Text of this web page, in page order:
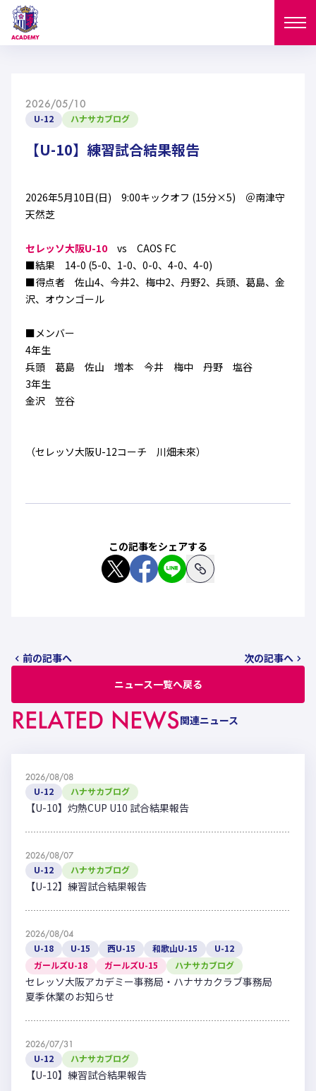
NEWS
U-15
U-12 ガールズU-18
ガールズU-15
試合日程
西U-15 和歌山U-15
U-12
ガールズU-15
U-18 U-15
U-12
ガールズU-15
スタッフ
セレクション
SELECTION
アカデミー
セレクション
フィロソフィー
ハナサカクラブ
セレッソ大阪 レディース
2026/05/10
U-12 ハナサカブログ
【U-10】練習試合結果報告
2026年5月10日(日) 9:00キックオフ (15分×5) ＠南津守
天然芝
セレッソ大阪U-10 vs CAOS FC
■結果 14-0 (5-0、1-0、0-0、4-0、4-0)
■得点者 佐山4、今井2、梅中2、丹野2、兵頭、葛島、金
沢、オウンゴール
■メンバー
4年生
兵頭 葛島 佐山 増本 今井 梅中 丹野 塩谷
3年生
金沢 笠谷
（セレッソ大阪U-12コーチ 川畑未來）
この記事をシェアする
前の記事へ
ニュース一覧へ戻る
次の記事へ
RELATED NEWS関連ニュース
2026/08/08
U-12 ハナサカブログ
【U-10】灼熱CUP U10 試合結果報告
2026/08/07
U-12 ハナサカブログ
【U-12】練習試合結果報告
2026/08/04
U-18 U-15 西U-15 和歌山U-15
U-12
ガールズU-18
ガールズU-15 ハナサカブログ
セレッソ大阪アカデミー事務局・ハナサカクラブ事務局
夏季休業のお知らせ
2026/07/31
U-12 ハナサカブログ
【U-10】練習試合結果報告